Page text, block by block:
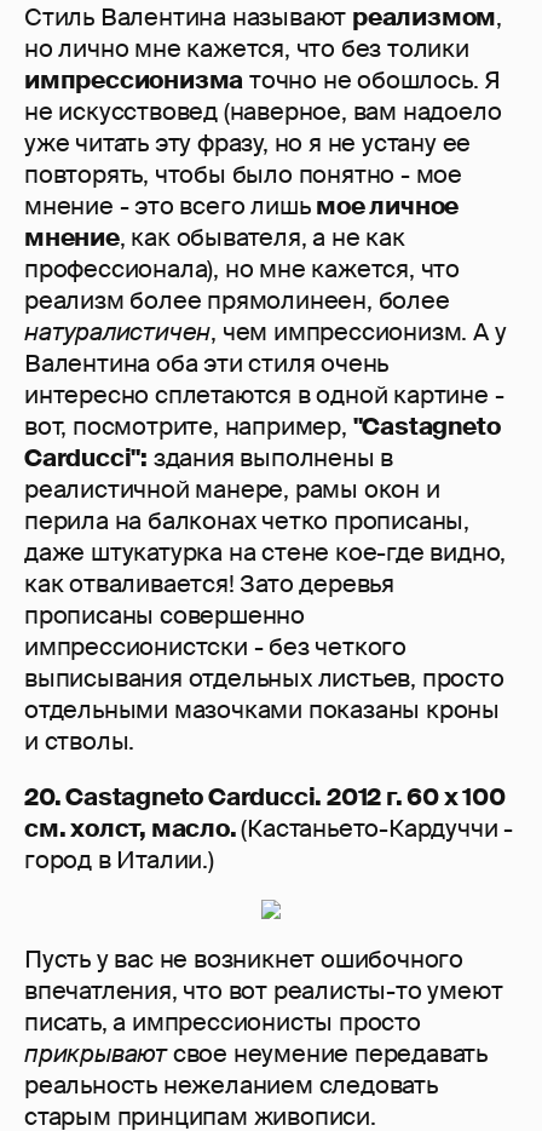
Стиль Валентина называют реализмом,
но лично мне кажется, что без толики
импрессионизматочно не обошлось. Я
не искусствовед (наверное, вам надоело
уже читать эту фразу, но я не устану ее
повторять, чтобы было понятно - мое
мнение - это всего лишьмое личное
мнение, как обывателя, а не как
профессионала), но мне кажется, что
реализм более прямолинеен, более
натуралистичен, чем импрессионизм. А у
Валентина оба эти стиля очень
интересно сплетаются в одной картине -
вот, посмотрите, например, "Castagneto
Carducci": здания выполнены в
реалистичной манере, рамы окон и
перила на балконах четко прописаны,
даже штукатурка на стене кое-где видно,
как отваливается! Зато деревья
прописаны совершенно
импрессионистски - без четкого
выписывания отдельных листьев, просто
отдельными мазочками показаны кроны
и стволы.
20. Castagneto Carducci. 2012 г. 60 х 100
см. холст, масло.(Кастаньето-Кардуччи -
город в Италии.)
Пусть у вас не возникнет ошибочного
впечатления, что вот реалисты-то умеют
писать, а импрессионисты просто
прикрываютсвое неумение передавать
реальность нежеланием следовать
старым принципам живописи.